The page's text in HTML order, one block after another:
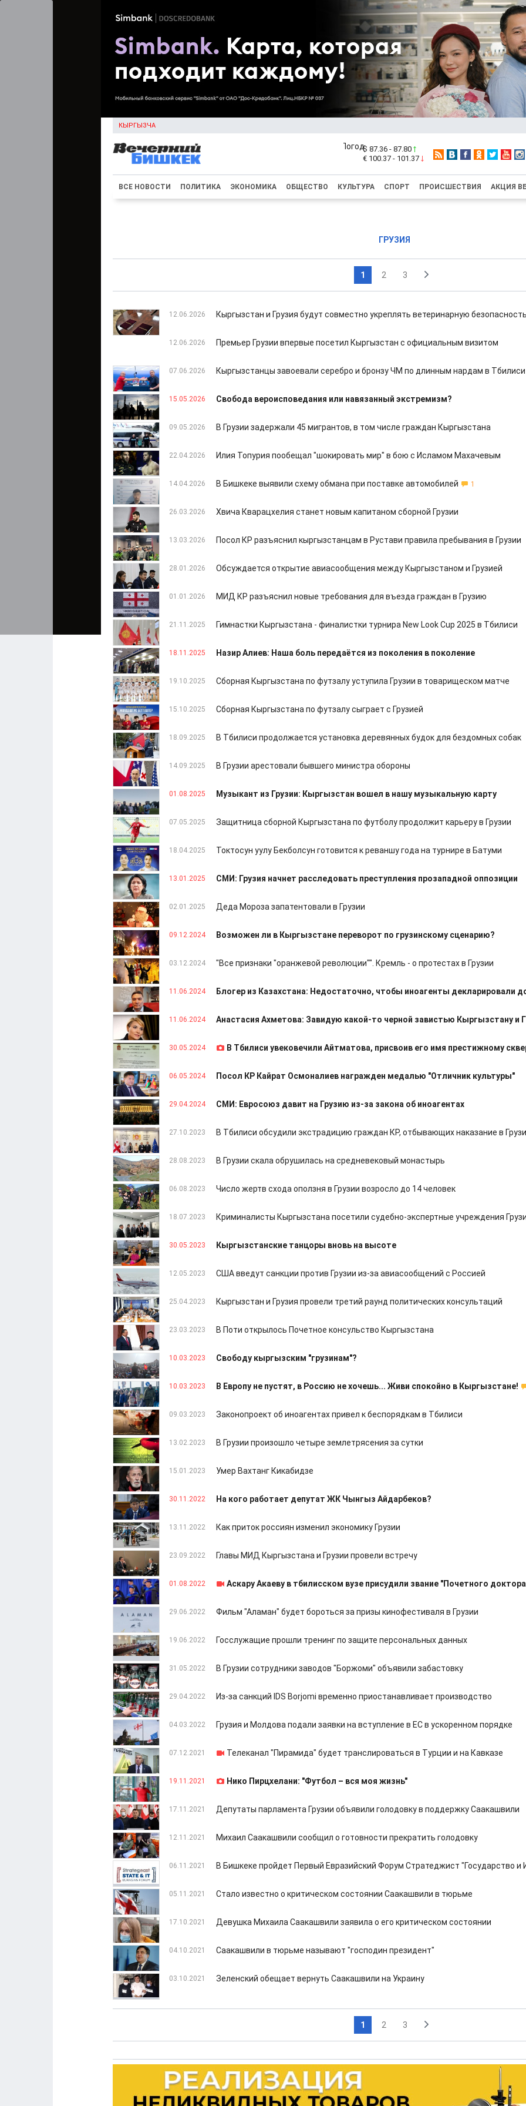
КЫРГЫЗЧА
$ 87.36 - 87.80
€ 100.37 - 101.37
ВСЕ НОВОСТИ ПОЛИТИКА ЭКОНОМИКА ОБЩЕСТВО КУЛЬТУРА СПОРТ ПРОИСШЕСТВИЯ АКЦИЯ
ГРУЗИЯ
1 2 3
12.06.2026 Кыргызстан и Грузия будут совместно укреплять ветеринарную
12.06.2026 Премьер Грузии впервые посетил Кыргызстан с официальным визитом
07.06.2026 Кыргызстанцы завоевали серебро и бронзу ЧМ по длинным нардам в Тбилиси
15.05.2026 Свобода вероисповедания или навязанный экстремизм?
09.05.2026 В Грузии задержали 45 мигрантов, в том числе граждан Кыргызстана
22.04.2026 Илия Топурия пообещал "шокировать мир" в бою с Исламом Махачевым
14.04.2026 В Бишкеке выявили схему обмана при поставке автомобилей 1
26.03.2026 Хвича Кварацхелия станет новым капитаном сборной Грузии
13.03.2026 Посол КР разъяснил кыргызстанцам в Рустави правила пребывания в Грузии
28.01.2026 Обсуждается открытие авиасообщения между Кыргызстаном и Грузией
01.01.2026 МИД КР разъяснил новые требования для въезда граждан в Грузию
21.11.2025 Гимнастки Кыргызстана - финалистки турнира New Look Cup 2025 в Тбилиси
18.11.2025 Назир Алиев: Наша боль передаётся из поколения в поколение
19.10.2025 Сборная Кыргызстана по футзалу уступила Грузии в товарищеском матче
15.10.2025 Сборная Кыргызстана по футзалу сыграет с Грузией
18.09.2025 В Тбилиси продолжается установка деревянных будок для бездомных собак
14.09.2025 В Грузии арестовали бывшего министра обороны
01.08.2025 Музыкант из Грузии: Кыргызстан вошел в нашу музыкальную карту
07.05.2025 Защитница сборной Кыргызстана по футболу продолжит карьеру в Грузии
18.04.2025 Токтосун уулу Бекболсун готовится к реваншу года на турнире в Батуми
13.01.2025 СМИ: Грузия начнет расследовать преступления прозападной оппозиции
02.01.2025 Деда Мороза запатентовали в Грузии
09.12.2024 Возможен ли в Кыргызстане переворот по грузинскому сценарию?
03.12.2024 "Все признаки "оранжевой революции"". Кремль - о протестах в Грузии
11.06.2024 Блогер из Казахстана: Недостаточно, чтобы иноагенты декларировали
11.06.2024 Анастасия Ахметова: Завидую какой-то черной завистью Кыргызстану и
30.05.2024 В Тбилиси увековечили Айтматова, присвоив его имя престижному
06.05.2024 Посол КР Кайрат Осмоналиев награжден медалью "Отличник культуры"
29.04.2024 СМИ: Евросоюз давит на Грузию из-за закона об иноагентах
27.10.2023 В Тбилиси обсудили экстрадицию граждан КР, отбывающих наказание в
28.08.2023 В Грузии скала обрушилась на средневековый монастырь
06.08.2023 Число жертв схода оползня в Грузии возросло до 14 человек
18.07.2023 Криминалисты Кыргызстана посетили судебно-экспертные учреждения
30.05.2023 Кыргызстанские танцоры вновь на высоте
12.05.2023 США введут санкции против Грузии из-за авиасообщений с Россией
25.04.2023 Кыргызстан и Грузия провели третий раунд политических консультаций
23.03.2023 В Поти открылось Почетное консульство Кыргызстана
10.03.2023 Свободу кыргызским "грузинам"?
10.03.2023 В Европу не пустят, в Россию не хочешь... Живи спокойно в Кыргызстане!
09.03.2023 Законопроект об иноагентах привел к беспорядкам в Тбилиси
13.02.2023 В Грузии произошло четыре землетрясения за сутки
15.01.2023 Умер Вахтанг Кикабидзе
30.11.2022 На кого работает депутат ЖК Чынгыз Айдарбеков?
13.11.2022 Как приток россиян изменил экономику Грузии
23.09.2022 Главы МИД Кыргызстана и Грузии провели встречу
01.08.2022 Аскару Акаеву в тбилисском вузе присудили звание "Почетного
29.06.2022 Фильм "Аламан" будет бороться за призы кинофестиваля в Грузии
19.06.2022 Госслужащие прошли тренинг по защите персональных данных
31.05.2022 В Грузии сотрудники заводов "Боржоми" объявили забастовку
29.04.2022 Из-за санкций IDS Borjomi временно приостанавливает производство
04.03.2022 Грузия и Молдова подали заявки на вступление в ЕС в ускоренном порядке
07.12.2021 Телеканал "Пирамида" будет транслироваться в Турции и на Кавказе
19.11.2021 Нико Пирцхелани: "Футбол – вся моя жизнь"
17.11.2021 Депутаты парламента Грузии объявили голодовку в поддержку Саакашвили
12.11.2021 Михаил Саакашвили сообщил о готовности прекратить голодовку
06.11.2021 В Бишкеке пройдет Первый Евразийский Форум Стратеджист "Государство и
05.11.2021 Стало известно о критическом состоянии Саакашвили в тюрьме
17.10.2021 Девушка Михаила Саакашвили заявила о его критическом состоянии
04.10.2021 Саакашвили в тюрьме называют "господин президент"
03.10.2021 Зеленский обещает вернуть Саакашвили на Украину
1 2 3